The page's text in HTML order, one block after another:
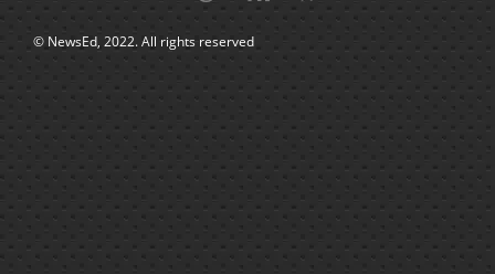
© NewsEd, 2022. All rights reserved